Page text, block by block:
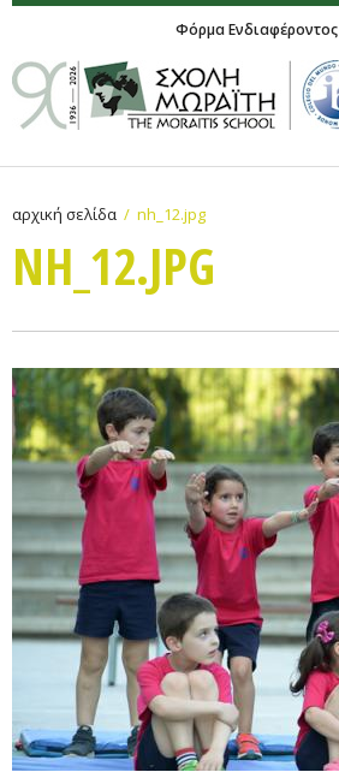
Φόρμα Ενδιαφέροντος
αρχική σελίδα nh_12.jpg
NH_12.JPG